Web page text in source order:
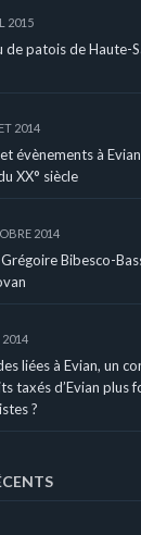
2015
de patois de Haute-
2014
évènements à
XX° siècle
2014
Bibesco-
2014
liées à Evian, un
taxés d’Evian plus
?